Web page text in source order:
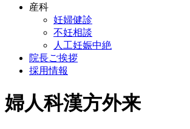
産科
妊婦健診
不妊相談
人工妊娠中絶
院長ご挨拶
採用情報
婦人科漢方外来